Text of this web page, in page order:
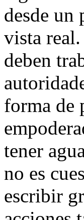
desde un
vista
deben
forma de
tener
no es
escribir